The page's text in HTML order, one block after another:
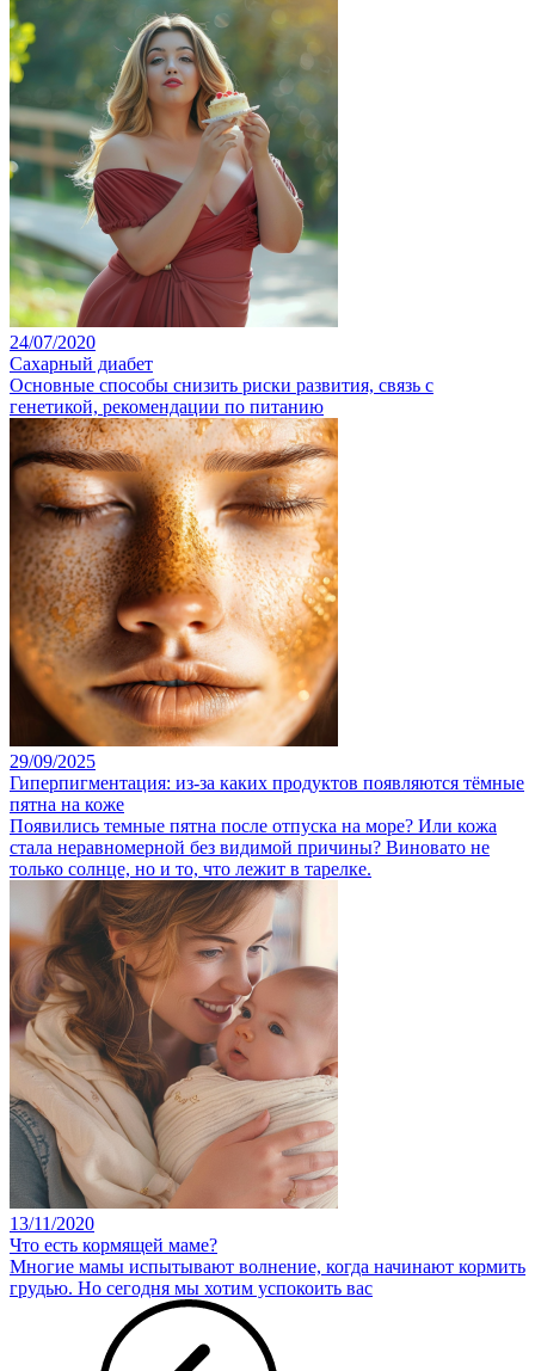
24/07/2020
Сахарный диабет
Основные способы снизить риски развития, связь с
генетикой, рекомендации по питанию
29/09/2025
Гиперпигментация: из-за каких продуктов появляются тёмные
пятна на коже
Появились темные пятна после отпуска на море? Или кожа
стала неравномерной без видимой причины? Виновато не
только солнце, но и то, что лежит в тарелке.
13/11/2020
Что есть кормящей маме?
Многие мамы испытывают волнение, когда начинают кормить
грудью. Но сегодня мы хотим успокоить вас